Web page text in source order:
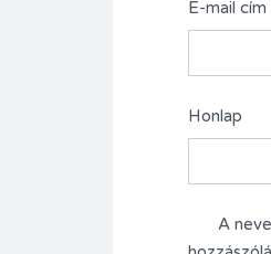
E-mail cím
Honlap
A